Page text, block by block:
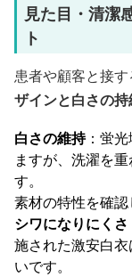
見た目・清潔
ト
患者や顧客と接す
ザインと白さの
白さの維持：蛍
ますが、洗濯を
す。
素材の特性を確認
シワになりにくさ
施された激安白
いです。